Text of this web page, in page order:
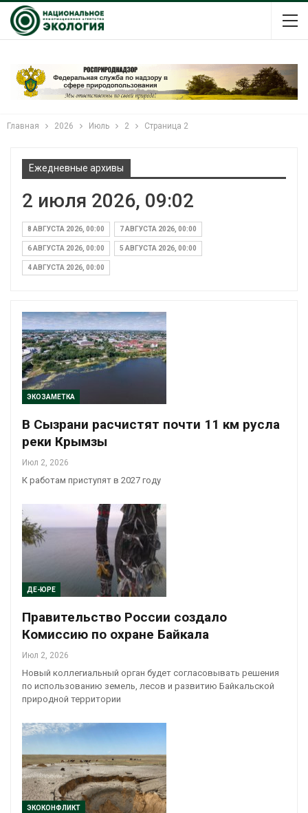
Главная 2026 Июль 2 Страница 2
Ежедневные архивы
2 июля 2026, 09:02
8 АВГУСТА 2026, 00:00 7 АВГУСТА 2026, 00:00
6 АВГУСТА 2026, 00:00 5 АВГУСТА 2026, 00:00
4 АВГУСТА 2026, 00:00
ЭКОЗАМЕТКА
В Сызрани расчистят почти 11 км русла
реки Крымзы
Июл 2, 2026
К работам приступят в 2027 году
ДЕ-ЮРЕ
Правительство России создало
Комиссию по охране Байкала
Июл 2, 2026
Новый коллегиальный орган будет согласовывать решения
по использованию земель, лесов и развитию Байкальской
природной территории
ЭКОКОНФЛИКТ